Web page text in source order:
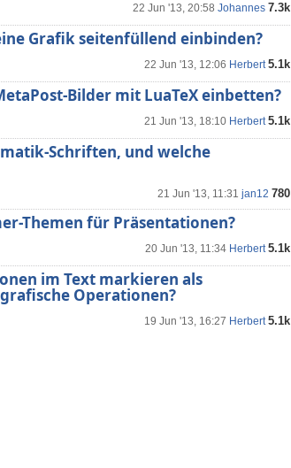
22 Jun '13, 20:58 Johannes 7.3k
Grafik seitenfüllend einbinden?
22 Jun '13, 12:06 Herbert 5.1k
Bilder mit LuaTeX einbetten?
21 Jun '13, 18:10 Herbert 5.1k
Schriften, und welche
21 Jun '13, 11:31 jan12 780
Themen für Präsentationen?
20 Jun '13, 11:34 Herbert 5.1k
im Text markieren als
Operationen?
19 Jun '13, 16:27 Herbert 5.1k